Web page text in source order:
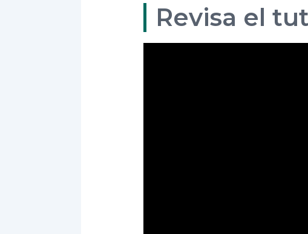
Revisa el